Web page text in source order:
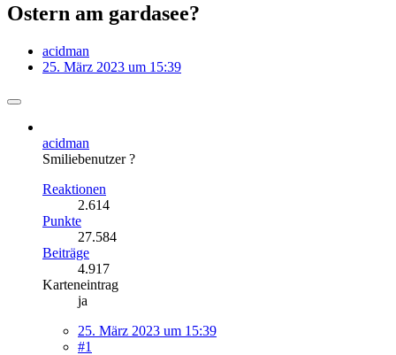
Ostern am gardasee?
acidman
25. März 2023 um 15:39
acidman
Smiliebenutzer ?
Reaktionen
2.614
Punkte
27.584
Beiträge
4.917
Karteneintrag
ja
25. März 2023 um 15:39
#1